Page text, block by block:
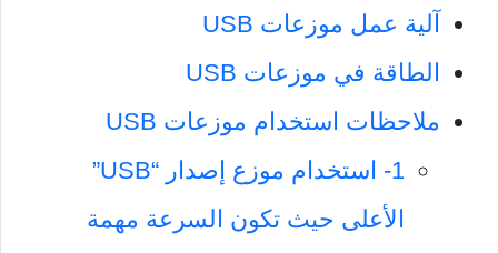
آلية عمل موزعات USB
الطاقة في موزعات USB
ملاحظات استخدام موزعات USB
1- استخدام موزع إصدار “USB”
الأعلى حيث تكون السرعة مهمة